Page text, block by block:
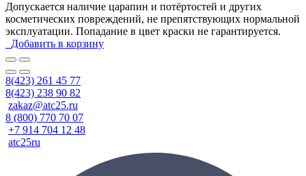
Допускается наличие царапин и потёртостей и других
косметических повреждений, не препятствующих нормальной
эксплуатации. Попадание в цвет краски не гарантируется.
Добавить в корзину
8(423) 261 45 77
8(423) 238 90 82
zakaz@atc25.ru
8 (800) 770 70 07
+7 914 704 12 48
atc25ru